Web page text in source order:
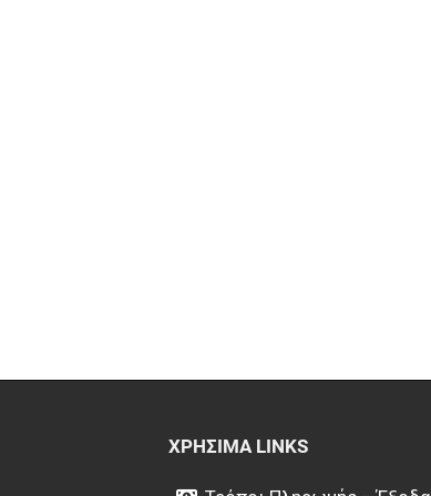
ΧΡΉΣΙΜΑ LINKS